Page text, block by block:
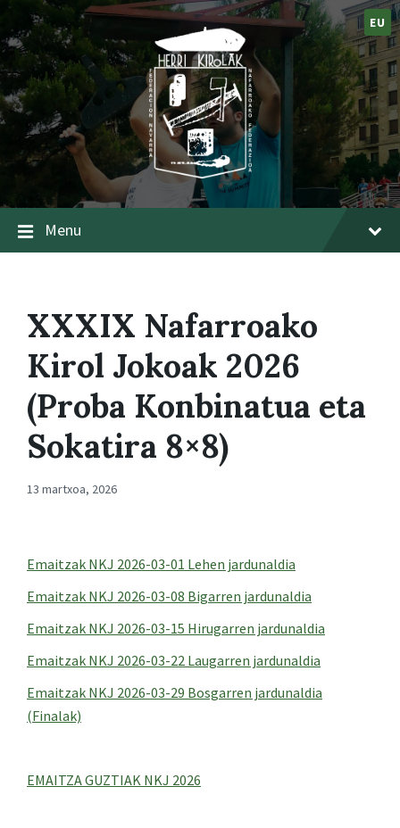
EU
Menu
XXXIX Nafarroako
Kirol Jokoak 2026
(Proba Konbinatua eta
Sokatira 8×8)
13 martxoa, 2026
Emaitzak NKJ 2026-03-01 Lehen jardunaldia
Emaitzak NKJ 2026-03-08 Bigarren jardunaldia
Emaitzak NKJ 2026-03-15 Hirugarren jardunaldia
Emaitzak NKJ 2026-03-22 Laugarren jardunaldia
Emaitzak NKJ 2026-03-29 Bosgarren jardunaldia
(Finalak)
EMAITZA GUZTIAK NKJ 2026